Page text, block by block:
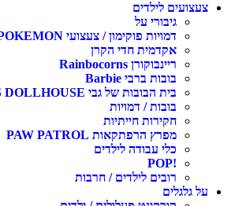
צעצועים לילדים
גיבורי על
דמויות פוקימון / צעצועי POKEMON
אקדמית חדי הקרן
ריינבוקורן Rainbocorns
בובות ברבי Barbie
בית הבובות של גבי GABBY'S DOLLHOUSE
בובות / דמויות
חקירות חייתיות
מפרץ הרפתקאות PAW PATROL
כלי עבודה לילדים
!POP
רובים לילדים / חרבות
על גלגלים